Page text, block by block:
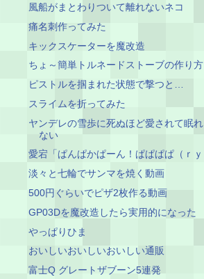
風船がまとわりついて離れないネコ
痛名刺作ってみた
キックスケーターを魔改造
ちょ～簡単トルネードストーブの作り方
ピストルを掴まれた状態で撃つと…
スライムを折ってみた
ヤンデレの雪歩に死ぬほど愛されて眠れ
ない
愛宕「ぱんぱかぱーん！ぱぱぱぱ（ｒｙ
淡々と七輪でサンマを焼く動画
500円ぐらいでピザ2枚作る動画
GP03Dを魔改造したら実用的になった
やっぱりひま
おいしいおいしいおいしい通販
富士Q グレートザブーン5連発